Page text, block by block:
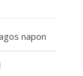
napon